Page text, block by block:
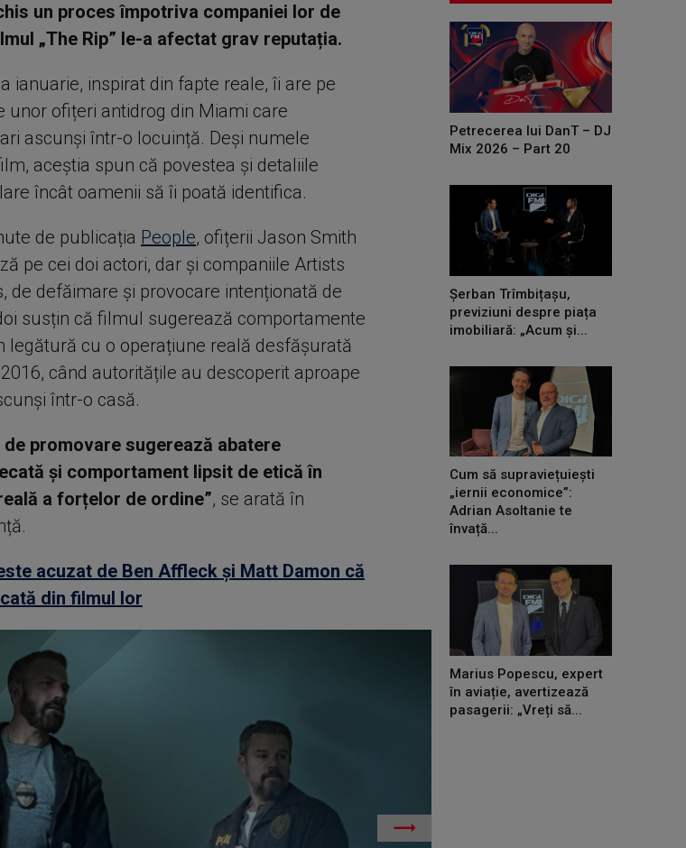
un proces împotriva companiei lor de
„The Rip” le-a afectat grav reputația.
ianuarie, inspirat din fapte reale, îi are pe
unor ofițeri antidrog din Miami care
ascunși într-o locuință. Deși numele
aceștia spun că povestea și detaliile
încât oamenii să îi poată identifica.
de publicația People, ofițerii Jason Smith
pe cei doi actori, dar și companiile Artists
de defăimare și provocare intenționată de
susțin că filmul sugerează comportamente
legătură cu o operațiune reală desfășurată
când autoritățile au descoperit aproape
într-o casă.
promovare sugerează abatere
și comportament lipsit de etică în
a forțelor de ordine”, se arată în
acuzat de Ben Affleck și Matt Damon că
din filmul lor
Petrecerea lui DanT – DJ
Mix 2026 – Part 20
Șerban Trîmbițașu,
previziuni despre piața
imobiliară: „Acum și...
Cum să supraviețuiești
„iernii economice”:
Adrian Asoltanie te
învață...
Marius Popescu, expert
în aviație, avertizează
pasagerii: „Vreți să...